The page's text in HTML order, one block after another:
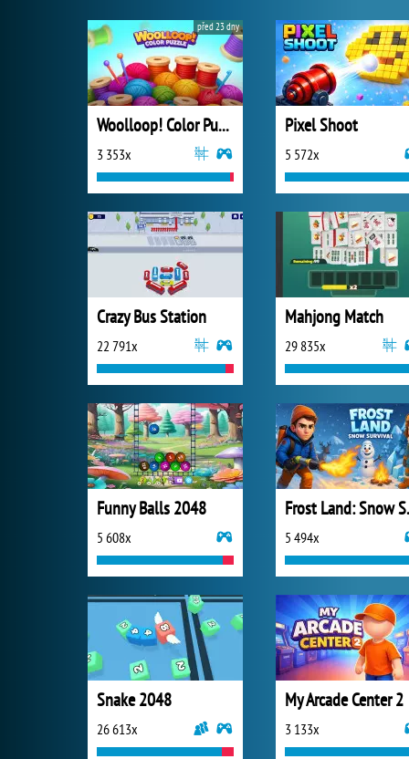
Woolloop! Color Puzzle
3 353x
před 23 dny
Pixel Shoot
5 572x
Crazy Bus Station
22 791x
Mahjong Match
29 835x
Funny Balls 2048
5 608x 5 494x
Snake 2048
26 613x
My Arcade Center 2
3 133x